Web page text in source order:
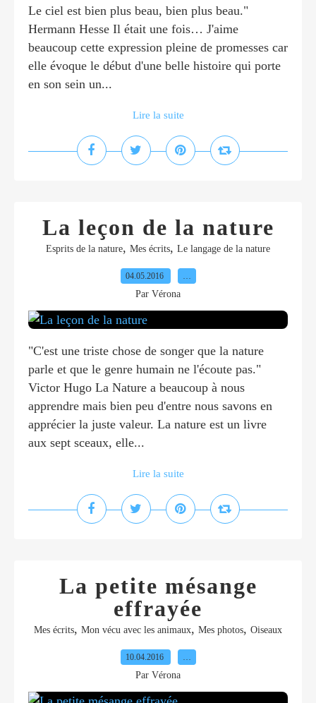
Le ciel est bien plus beau, bien plus beau."
Hermann Hesse Il était une fois… J'aime
beaucoup cette expression pleine de promesses car
elle évoque le début d'une belle histoire qui porte
en son sein un...
Lire la suite
La leçon de la nature
Esprits de la nature, Mes écrits, Le langage de la nature
04.05.2016 …
Par Vérona
"C'est une triste chose de songer que la nature
parle et que le genre humain ne l'écoute pas."
Victor Hugo La Nature a beaucoup à nous
apprendre mais bien peu d'entre nous savons en
apprécier la juste valeur. La nature est un livre
aux sept sceaux, elle...
Lire la suite
La petite mésange
effrayée
Mes écrits, Mon vécu avec les animaux, Mes photos, Oiseaux
10.04.2016 …
Par Vérona